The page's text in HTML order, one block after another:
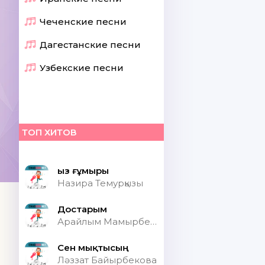
Чеченские песни
Дагестанские песни
Узбекские песни
ТОП ХИТОВ
Қыз ғұмыры
Назира Темурқызы
Достарым
Арайлым Мамырбекқызы
Сен мықтысың
Ләззат Байырбекова